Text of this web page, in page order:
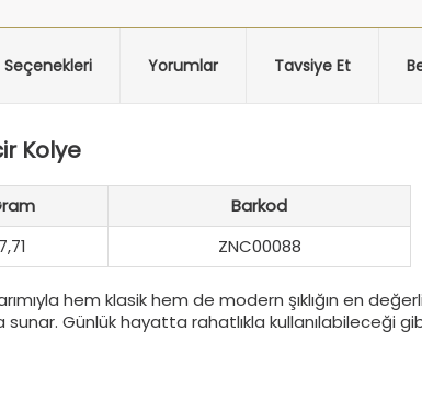
Yorumlar Tavsiye Et
Kolye
Barkod
7,71 ZNC00088
hem klasik hem de modern şıklığın en
sunar. Günlük hayatta rahatlıkla kullanılabileceği